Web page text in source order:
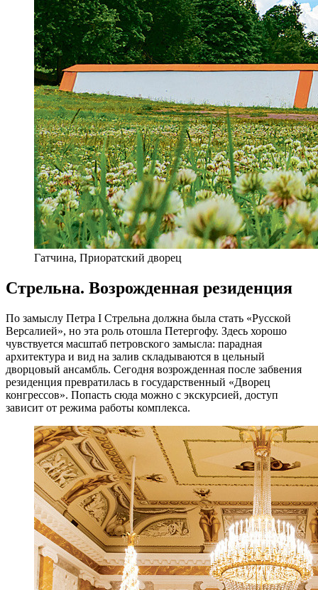
Гатчина, Приоратский дворец
Стрельна. Возрожденная резиденция
По замыслу Петра I Стрельна должна была стать «Русской
Версалией», но эта роль отошла Петергофу. Здесь хорошо
чувствуется масштаб петровского замысла: парадная
архитектура и вид на залив складываются в цельный
дворцовый ансамбль. Сегодня возрожденная после забвения
резиденция превратилась в государственный «Дворец
конгрессов». Попасть сюда можно с экскурсией, доступ
зависит от режима работы комплекса.